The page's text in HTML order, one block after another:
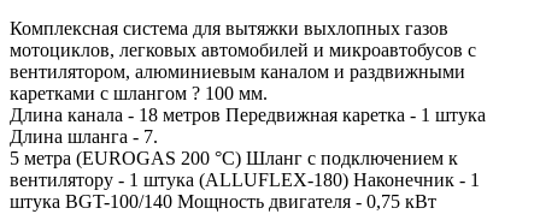
Комплексная система для вытяжки выхлопных газов
мотоциклов, легковых автомобилей и микроавтобусов с
вентилятором, алюминиевым каналом и раздвижными
каретками с шлангом ? 100 мм.
Длина канала - 18 метров Передвижная каретка - 1 штука
Длина шланга - 7.
5 метра (EUROGAS 200 °C) Шланг с подключением к
вентилятору - 1 штука (ALLUFLEX-180) Наконечник - 1
штука BGT-100/140 Мощность двигателя - 0,75 кВт